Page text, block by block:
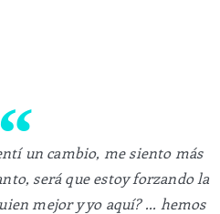
un cambio, me siento más
será que estoy forzando la
mejor y yo aquí? ... hemos